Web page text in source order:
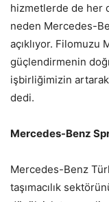
hizmetlerde de her
neden Mercedes-
açıklıyor. Filomuzu
güçlendirmenin
işbirliğimizin
dedi.
Mercedes-Benz
Mercedes-Benz
taşımacılık